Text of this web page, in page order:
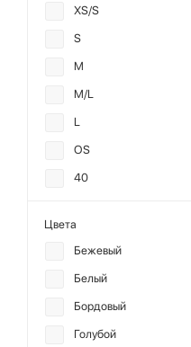
XS/S
S
M
M/L
L
OS
40
Цвета
Бежевый
Белый
Бордовый
Голубой